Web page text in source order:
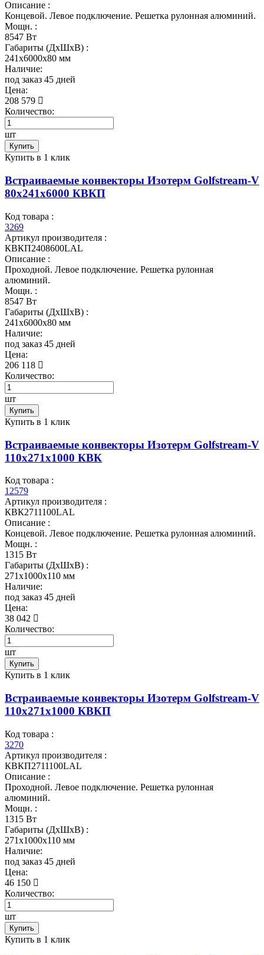
Описание :
Концевой. Левое подключение. Решетка рулонная алюминий.
Мощн. :
8547 Вт
Габариты (ДхШхВ) :
241x6000x80 мм
Наличие:
под заказ 45 дней
Цена:
208 579
Количество:
шт
Купить
Купить в 1 клик
Встраиваемые конвекторы Изотерм Golfstream-V
80x241x6000 КВКП
Код товара :
3269
Артикул производителя :
КВКП2408600LAL
Описание :
Проходной. Левое подключение. Решетка рулонная
алюминий.
Мощн. :
8547 Вт
Габариты (ДхШхВ) :
241x6000x80 мм
Наличие:
под заказ 45 дней
Цена:
206 118
Количество:
шт
Купить
Купить в 1 клик
Встраиваемые конвекторы Изотерм Golfstream-V
110x271x1000 КВК
Код товара :
12579
Артикул производителя :
КВК2711100LAL
Описание :
Концевой. Левое подключение. Решетка рулонная алюминий.
Мощн. :
1315 Вт
Габариты (ДхШхВ) :
271x1000x110 мм
Наличие:
под заказ 45 дней
Цена:
38 042
Количество:
шт
Купить
Купить в 1 клик
Встраиваемые конвекторы Изотерм Golfstream-V
110x271x1000 КВКП
Код товара :
3270
Артикул производителя :
КВКП2711100LAL
Описание :
Проходной. Левое подключение. Решетка рулонная
алюминий.
Мощн. :
1315 Вт
Габариты (ДхШхВ) :
271x1000x110 мм
Наличие:
под заказ 45 дней
Цена:
46 150
Количество:
шт
Купить
Купить в 1 клик